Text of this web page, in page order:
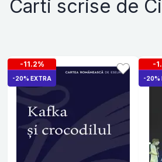
Carti scrise de
-11.2%
-20% EXTRA
-
-20%